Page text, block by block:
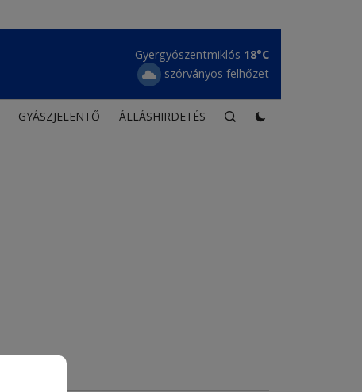
Gyergyószentmiklós 18°C
szórványos felhőzet
GYÁSZJELENTŐ ÁLLÁSHIRDETÉS